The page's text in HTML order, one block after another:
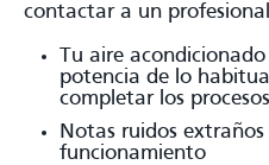
contactar a un
Tu aire
potencia de lo
completar los
Notas ruidos
funcionamiento